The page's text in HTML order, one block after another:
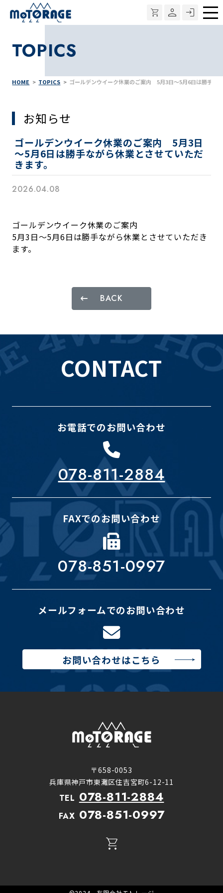
TOPICS
HOME TOPICS ゴールデンウイーク休業のご案内 5月3日～5月6日は勝手な
お知らせ
ゴールデンウイーク休業のご案内 5月3日
～5月6日は勝手ながら休業とさせていただ
きます。
2026.04.08
ゴールデンウイーク休業のご案内
5月3日～5月6日は勝手ながら休業とさせていただき
ます。
BACK
CONTACT
お電話でのお問い合わせ
078-811-2884
FAXでのお問い合わせ
078-851-0997
メールフォームでのお問い合わせ
お問い合わせはこちら
〒658-0053
兵庫県神戸市東灘区住吉宮町6-12-11
TEL 078-811-2884
FAX 078-851-0997
メ